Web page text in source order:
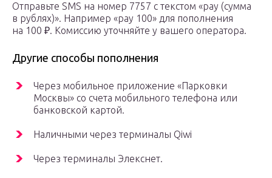
Отправьте SMS на номер 7757 с текстом «pay (сумма
в рублях)». Например «pay 100» для пополнения
на 100 ₽. Комиссию уточняйте у вашего оператора.
Другие способы пополнения
Через мобильное приложение «Парковки
Москвы» со счета мобильного телефона или
банковской картой.
Наличными через терминалы Qiwi
Через терминалы Элекснет.